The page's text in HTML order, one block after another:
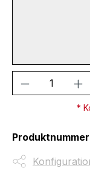
Produkt
*